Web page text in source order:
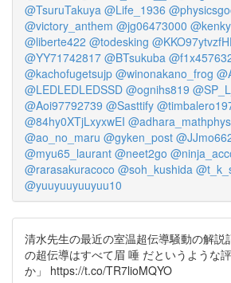
@TsuruTakuya @Life_1936
@victory_anthem @jg06473000
@liberte422 @todesking
@YY71742817 @BTsukuba
@kachofugetsujp @winonakano_frog
@LEDLEDLEDSSD @ognihs819
@Aoi97792739 @Sasttify
@84hy0XTjLxyxwEI @adhara_mathphys
@ao_no_maru @gyken_post
@myu65_laurant @neet2go
@rarasakuracoco @soh_kushida
@yuuyuuyuuyuu10
清水先生の最近の室温超伝導騒動の解説
の超伝導はすべて眉 唾 だというような
か」 https://t.co/TR7lioMQYO